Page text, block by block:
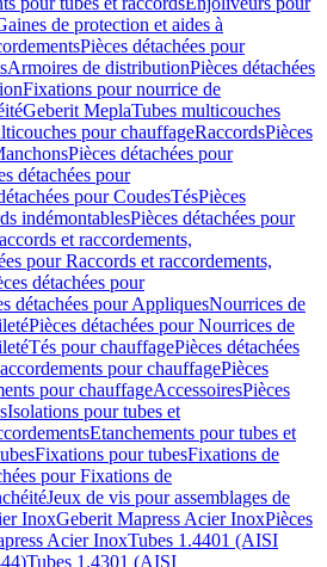
de protection et aides à
Pièces détachées pour
Armoires de distributionPièces détachées
Fixations pour nourrice de
Geberit MeplaTubes multicouches
pour chauffageRaccordsPièces
Pièces détachées pour
détachées pour
pour CoudesTésPièces
indémontablesPièces détachées pour
et raccordements,
pour Raccords et raccordements,
détachées pour
détachées pour AppliquesNourrices de
Pièces détachées pour Nourrices de
Tés pour chauffagePièces détachées
pour chauffagePièces
pour chauffageAccessoiresPièces
Isolations pour tubes et
Etanchements pour tubes et
Fixations pour tubesFixations de
pour Fixations de
Jeux de vis pour assemblages de
InoxGeberit Mapress Acier InoxPièces
Acier InoxTubes 1.4401 (AISI
Tubes 1.4301 (AISI